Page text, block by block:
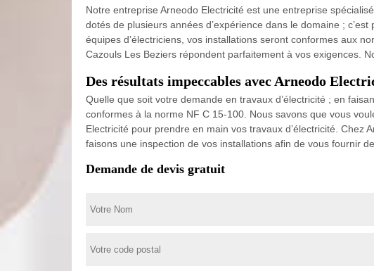
Notre entreprise Arneodo Electricité est une entreprise
dotés de plusieurs années d’expérience dans le domaine ;
équipes d’électriciens, vos installations seront conformes aux
Cazouls Les Beziers répondent parfaitement à vos exigences.
Des résultats impeccables avec Arneodo
Quelle que soit votre demande en travaux d’électricité ; en
conformes à la norme NF C 15-100. Nous savons que vous
Electricité pour prendre en main vos travaux d’électricité. Chez
faisons une inspection de vos installations afin de vous fournir
Demande de devis gratuit